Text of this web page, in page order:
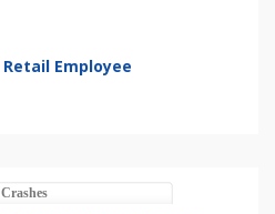
Retail Employee
Crashes